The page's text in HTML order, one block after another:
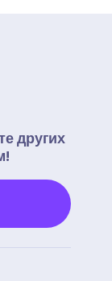
других